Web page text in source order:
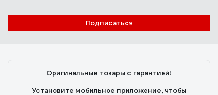
Подписаться
Оригинальные товары с гарантией!
Установите мобильное приложение, чтобы